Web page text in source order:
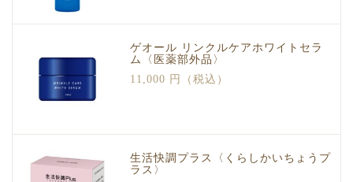
ゲオール リンクルケアホワイトセラ
ム〈医薬部外品〉
11,000 円（税込）
生活快調プラス〈くらしかいちょうプ
ラス〉